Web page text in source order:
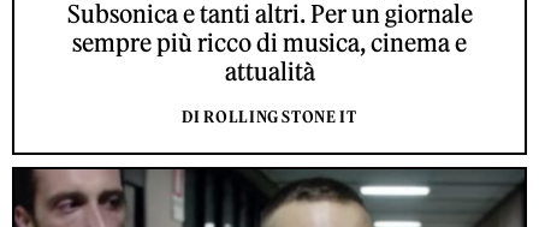
Subsonica e tanti altri. Per un giornale
sempre più ricco di musica, cinema e
attualità
DI ROLLING STONE IT